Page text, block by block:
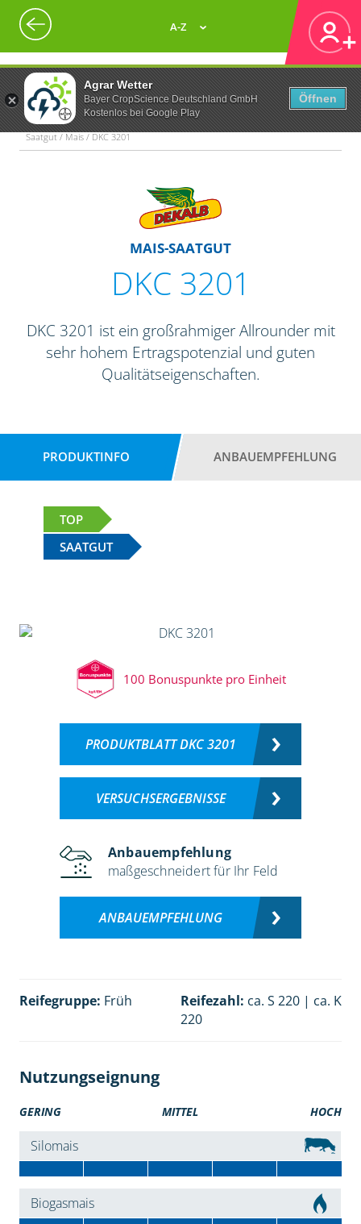
Agrar Wetter
Bayer CropScience Deutschland GmbH
Kostenlos bei Google Play
Öffnen
A-Z
Saatgut / Mais / DKC 3201
MAIS-SAATGUT
DKC 3201
DKC 3201 ist ein großrahmiger Allrounder mit
sehr hohem Ertragspotenzial und guten
Qualitätseigenschaften.
PRODUKTINFO ANBAUEMPFEHLUNG
TOP
SAATGUT
100 Bonuspunkte pro Einheit
PRODUKTBLATT DKC 3201
VERSUCHSERGEBNISSE
Anbauempfehlung
maßgeschneidert für Ihr Feld
ANBAUEMPFEHLUNG
Reifegruppe: Früh Reifezahl: ca. S 220 | ca. K
220
Nutzungseignung
GERING MITTEL HOCH
Silomais
Biogasmais